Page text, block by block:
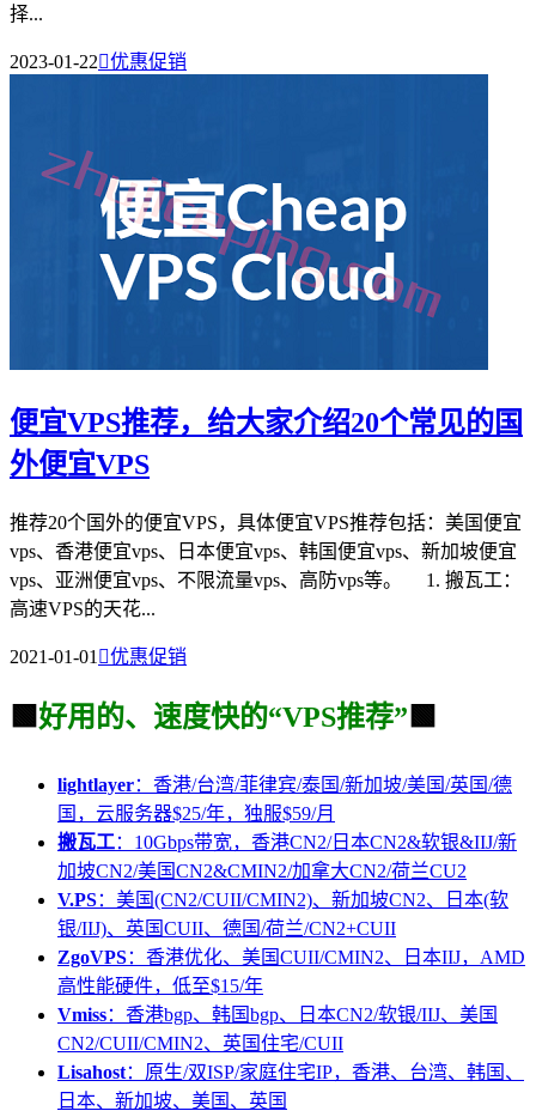
择...
2023-01-22优惠促销
便宜VPS推荐，给大家介绍20个常见的国
外便宜VPS
推荐20个国外的便宜VPS，具体便宜VPS推荐包括：美国便宜
vps、香港便宜vps、日本便宜vps、韩国便宜vps、新加坡便宜
vps、亚洲便宜vps、不限流量vps、高防vps等。 1. 搬瓦工：
高速VPS的天花...
2021-01-01 优惠促销
🟩 好用的、速度快的“VPS推荐” 🟩
lightlayer：香港/台湾/菲律宾/泰国/新加坡/美国/英国/德
国，云服务器$25/年，独服$59/月
搬瓦工：10Gbps带宽，香港CN2/日本CN2&软银&IIJ/新
加坡CN2/美国CN2&CMIN2/加拿大CN2/荷兰CU2
V.PS：美国(CN2/CUII/CMIN2)、新加坡CN2、日本(软
银/IIJ)、英国CUII、德国/荷兰/CN2+CUII
ZgoVPS：香港优化、美国CUII/CMIN2、日本IIJ，AMD
高性能硬件，低至$15/年
Vmiss：香港bgp、韩国bgp、日本CN2/软银/IIJ、美国
CN2/CUII/CMIN2、英国住宅/CUII
Lisahost：原生/双ISP/家庭住宅IP，香港、台湾、韩国、
日本、新加坡、美国、英国